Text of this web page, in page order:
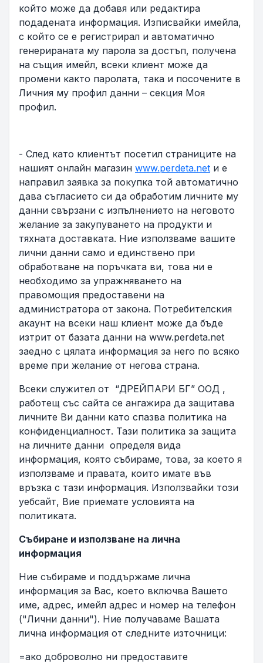
който може да добавя или редактира
подадената информация. Изписвайки имейла,
с който се е регистрирал и автоматично
генерираната му парола за достъп, получена
на същия имейл, всеки клиент може да
промени както паролата, така и посочените в
Личния му профил данни – секция Моя
профил.
- След като клиентът посетил страниците на
нашият онлайн магазин www.perdeta.net и е
направил заявка за покупка той автоматично
дава съгласието си да обработим личните му
данни свързани с изпълнението на неговото
желание за закупуването на продукти и
тяхната доставката. Ние използваме вашите
лични данни само и единствено при
обработване на поръчката ви, това ни е
необходимо за упражняването на
правомощия предоставени на
администратора от закона. Потребителския
акаунт на всеки наш клиент може да бъде
изтрит от базата данни на www.perdeta.net
заедно с цялата информация за него по всяко
време при желание от негова страна.
Всеки служител от “ДРЕЙПАРИ БГ” ООД ,
работещ със сайта се ангажира да защитава
личните Ви данни като спазва политика на
конфиденциалност. Тази политика за защита
на личните данни определя вида
информация, която събираме, това, за което я
използваме и правата, които имате във
връзка с тази информация. Използвайки този
уебсайт, Вие приемате условията на
политиката.
Събиране и използване на лична
информация
Ние събираме и поддържаме лична
информация за Вас, което включва Вашето
име, адрес, имейл адрес и номер на телефон
("Лични данни"). Ние получаваме Вашата
лична информация от следните източници:
=ако доброволно ни предоставите